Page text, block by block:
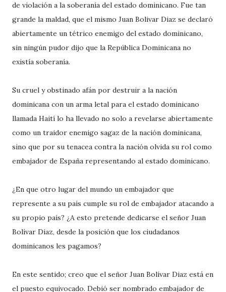
de violación a la soberanía del estado dominicano. Fue tan
grande la maldad, que el mismo Juan Bolivar Diaz se declaró
abiertamente un tétrico enemigo del estado dominicano,
sin ningún pudor dijo que la República Dominicana no
existía soberanía.
Su cruel y obstinado afán por destruir a la nación
dominicana con un arma letal para el estado dominicano
llamada Haití lo ha llevado no solo a revelarse abiertamente
como un traidor enemigo sagaz de la nación dominicana,
sino que por su tenacea contra la nación olvida su rol como
embajador de España representando al estado dominicano.
¿En que otro lugar del mundo un embajador que
represente a su país cumple su rol de embajador atacando a
su propio país? ¿A esto pretende dedicarse el señor Juan
Bolívar Diaz, desde la posición que los ciudadanos
dominicanos les pagamos?
En este sentido; creo que el señor Juan Bolívar Diaz está en
el puesto equivocado. Debió ser nombrado embajador de